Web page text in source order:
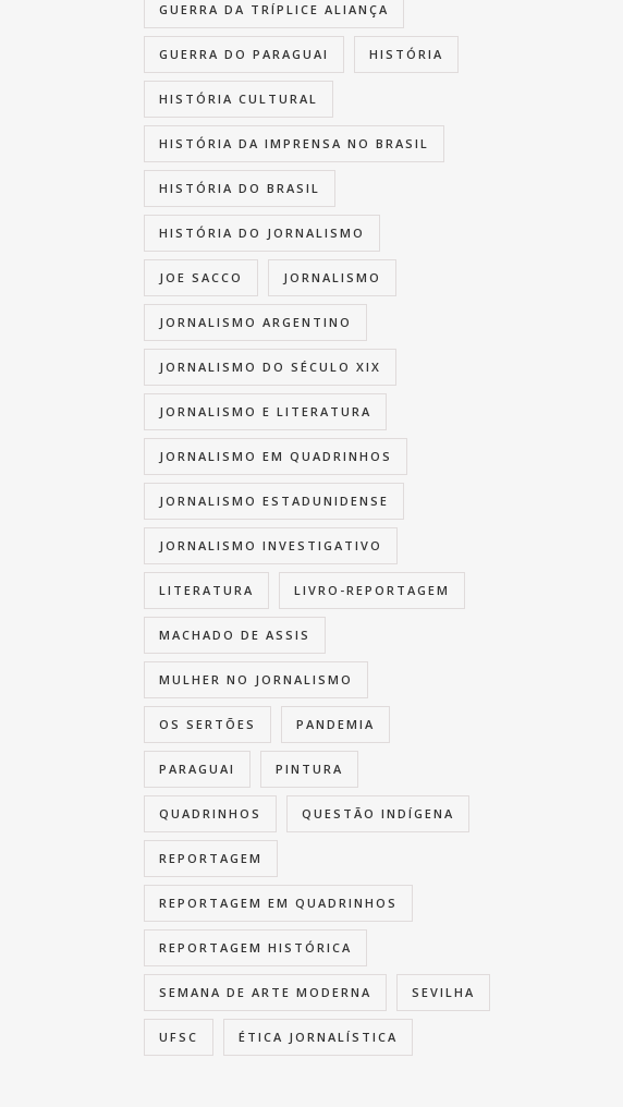
GUERRA DA TRÍPLICE ALIANÇA
GUERRA DO PARAGUAI HISTÓRIA
HISTÓRIA CULTURAL
HISTÓRIA DA IMPRENSA NO BRASIL
HISTÓRIA DO BRASIL
HISTÓRIA DO JORNALISMO
JOE SACCO JORNALISMO
JORNALISMO ARGENTINO
JORNALISMO DO SÉCULO XIX
JORNALISMO E LITERATURA
JORNALISMO EM QUADRINHOS
JORNALISMO ESTADUNIDENSE
JORNALISMO INVESTIGATIVO
LITERATURA LIVRO-REPORTAGEM
MACHADO DE ASSIS
MULHER NO JORNALISMO
OS SERTÕES PANDEMIA
PARAGUAI PINTURA
QUADRINHOS QUESTÃO INDÍGENA
REPORTAGEM
REPORTAGEM EM QUADRINHOS
REPORTAGEM HISTÓRICA
SEMANA DE ARTE MODERNA SEVILHA
UFSC ÉTICA JORNALÍSTICA